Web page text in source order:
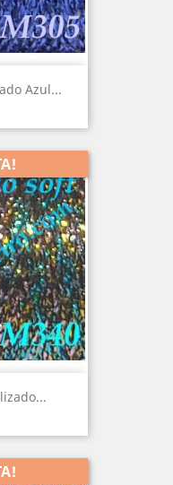
Azul...